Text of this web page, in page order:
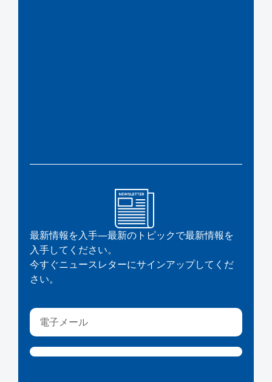
最新情報を入手—最新のトピックで最新情報を
入手してください。
今すぐニュースレターにサインアップしてくだ
さい。